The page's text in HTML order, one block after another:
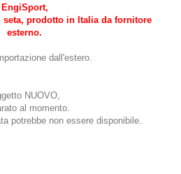
EngiSport,
seta, prodotto in Italia da fornitore
esterno.
dall'estero.
NUOVO,
al momento.
potrebbe non essere disponibile.